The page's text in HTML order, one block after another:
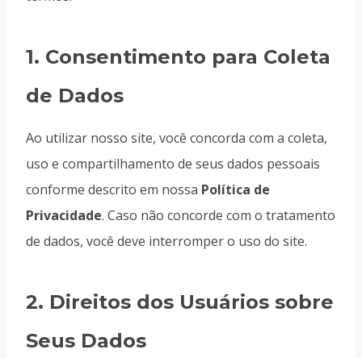
1. Consentimento para Coleta
de Dados
Ao utilizar nosso site, você concorda com a coleta,
uso e compartilhamento de seus dados pessoais
conforme descrito em nossa Política de
Privacidade. Caso não concorde com o tratamento
de dados, você deve interromper o uso do site.
2. Direitos dos Usuários sobre
Seus Dados